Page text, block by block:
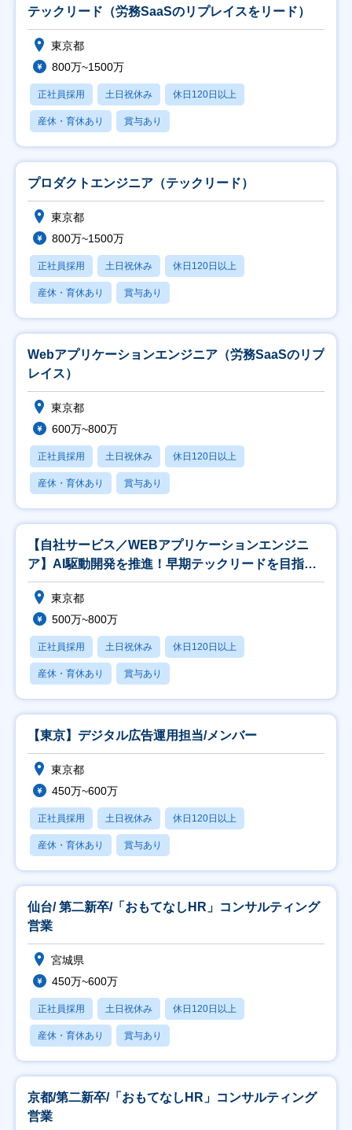
テックリード（労務SaaSのリプレイスをリード）
東京都
800万~1500万
正社員採用 土日祝休み 休日120日以上
産休・育休あり 賞与あり
プロダクトエンジニア（テックリード）
東京都
800万~1500万
正社員採用 土日祝休み 休日120日以上
産休・育休あり 賞与あり
Webアプリケーションエンジニア（労務SaaSのリプ
レイス）
東京都
600万~800万
正社員採用 土日祝休み 休日120日以上
産休・育休あり 賞与あり
【自社サービス／WEBアプリケーションエンジニ
ア】AI駆動開発を推進！早期テックリードを目指せ
ます！
東京都
500万~800万
正社員採用 土日祝休み 休日120日以上
産休・育休あり 賞与あり
【東京】デジタル広告運用担当/メンバー
東京都
450万~600万
正社員採用 土日祝休み 休日120日以上
産休・育休あり 賞与あり
仙台/ 第二新卒/「おもてなしHR」コンサルティング
営業
宮城県
450万~600万
正社員採用 土日祝休み 休日120日以上
産休・育休あり 賞与あり
京都/第二新卒/「おもてなしHR」コンサルティング
営業